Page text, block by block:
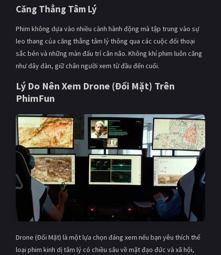
Căng Thẳng Tâm Lý
Phim không dựa vào nhiều cảnh hành động mà tập trung vào sự
leo thang của căng thẳng tâm lý thông qua các cuộc đối thoại
sắc bén và những màn đấu trí cân não. Không khí phim luôn căng
như dây đàn, giữ chân người xem từ đầu đến cuối.
Lý Do Nên Xem Drone (Đối Mặt) Trên
PhimFun
Drone (Đối Mặt) là một lựa chọn đáng xem nếu bạn yêu thích thể
loại phim kinh dị tâm lý có chiều sâu về mặt đạo đức và xã hội,